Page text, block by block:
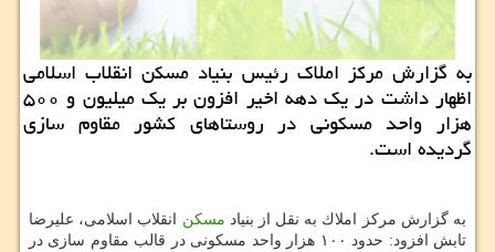
به گزارش مركز املاك رئیس بنیاد مسكن انقلاب اسلامی
اظهار داشت در یك دهه اخیر افزون بر یك میلیون و ۵۰۰
هزار واحد مسكونی در روستاهای كشور مقاوم سازی
گردیده است.
به گزارش مركز املاك به نقل از بنیاد مسكن انقلاب اسلامی، علیرضا
تابش افزود: حدود ۱۰۰ هزار واحد مسكونی در قالب مقاوم سازی در